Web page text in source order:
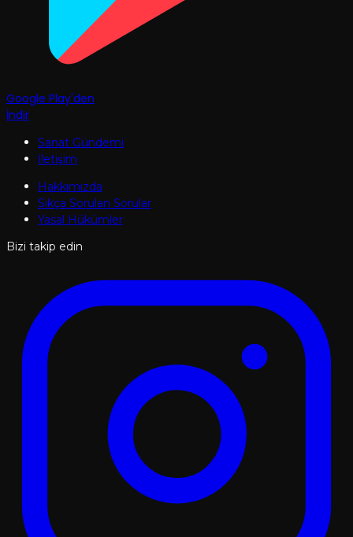
Google Play'den
İndir
Sanat Gündemi
İletişim
Hakkımızda
Sıkça Sorulan Sorular
Yasal Hükümler
Bizi takip edin